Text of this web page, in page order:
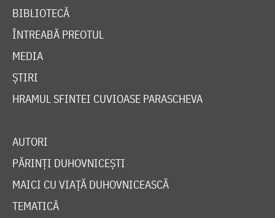
BIBLIOTECĂ
ÎNTREABĂ PREOTUL
MEDIA
ȘTIRI
HRAMUL SFINTEI CUVIOASE PARASCHEVA
AUTORI
PĂRINȚI DUHOVNICEȘTI
MAICI CU VIAȚĂ DUHOVNICEASCĂ
TEMATICĂ